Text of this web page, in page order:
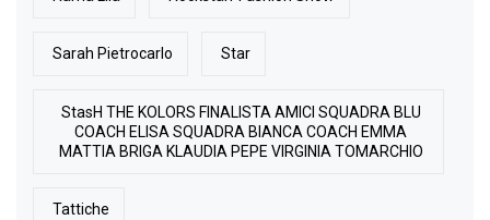
Sarah Pietrocarlo Star
StasH THE KOLORS FINALISTA AMICI SQUADRA BLU
COACH ELISA SQUADRA BIANCA COACH EMMA
MATTIA BRIGA KLAUDIA PEPE VIRGINIA TOMARCHIO
Tattiche